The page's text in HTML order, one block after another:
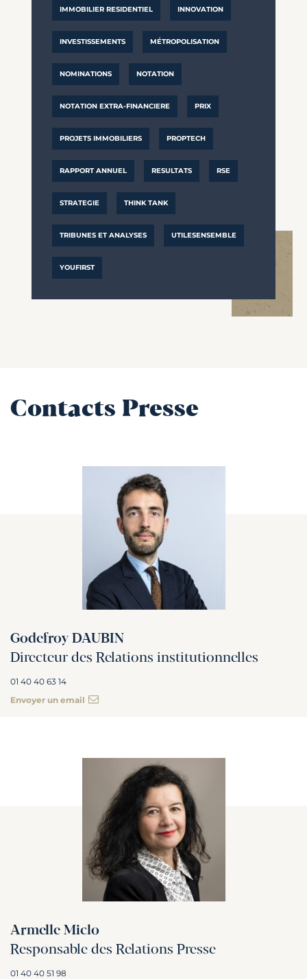
IMMOBILIER RESIDENTIEL INNOVATION
INVESTISSEMENTS MÉTROPOLISATION
NOMINATIONS NOTATION
NOTATION EXTRA-FINANCIERE PRIX
PROJETS IMMOBILIERS PROPTECH
RAPPORT ANNUEL RESULTATS RSE
STRATEGIE THINK TANK
TRIBUNES ET ANALYSES UTILESENSEMBLE
YOUFIRST
Contacts Presse
Godefroy DAUBIN
Directeur des Relations institutionnelles
01 40 40 63 14
Envoyer un email
Armelle Miclo
Responsable des Relations Presse
01 40 40 51 98